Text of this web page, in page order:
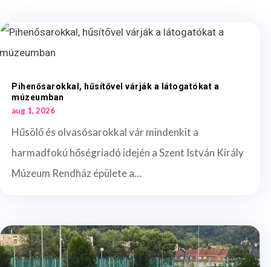
Pihenősarokkal, hűsítővel várják a látogatókat a
múzeumban
aug 1, 2026
Hűsölő és olvasósarokkal vár mindenkit a
harmadfokú hőségriadó idején a Szent István Király
Múzeum Rendház épülete a...